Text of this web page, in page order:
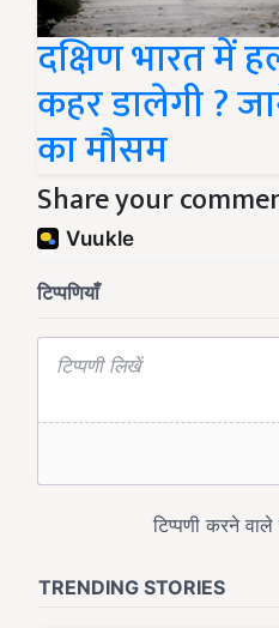
दक्षिण भारत में
कहर डालेगी ?
का मौसम
Share your